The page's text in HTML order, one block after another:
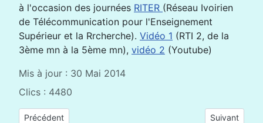
à l'occasion des journées RITER (Réseau Ivoirien
de Télécommunication pour l'Enseignement
Supérieur et la Rrcherche). Vidéo 1 (RTI 2, de la
3ème mn à la 5ème mn), vidéo 2 (Youtube)
Mis à jour : 30 Mai 2014
Clics : 4480
Article précédent : Soumission - World Summit Award Mobile
Précédent Article
Suivant